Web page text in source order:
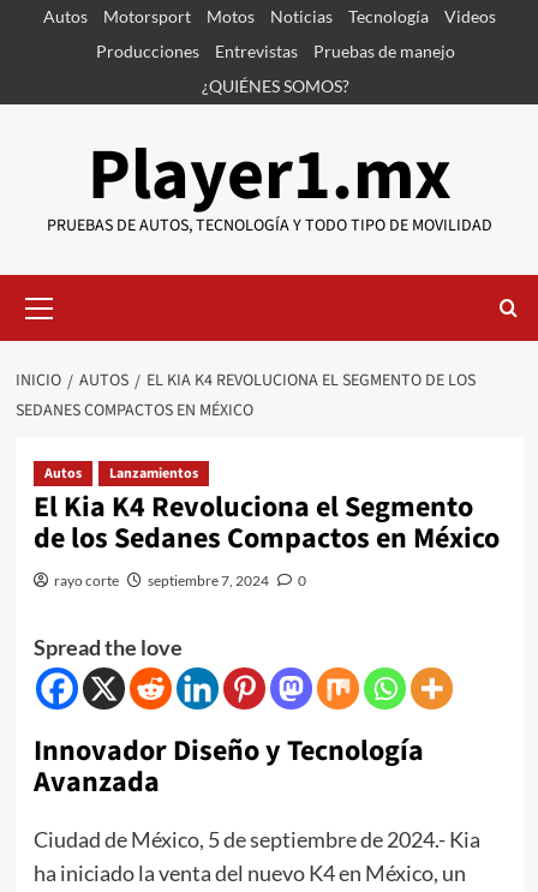
SaltarAutos Motorsport Motos Noticias Tecnología
Videos
Producciones
Entrevistas
Pruebas de manejo
¿QUIÉNES SOMOS?
Player1.mx
PRUEBAS DE AUTOS, TECNOLOGÍA Y TODO TIPO DE MOVILIDAD
primario
INICIO AUTOS
EL KIA K4 REVOLUCIONA EL SEGMENTO DE LOS
SEDANES COMPACTOS EN MÉXICO
Autos Lanzamientos
El Kia K4 Revoluciona el Segmento
de los Sedanes Compactos en México
rayo corte septiembre 7, 2024 0
Spread the love
Innovador Diseño y Tecnología
Avanzada
Ciudad de México, 5 de septiembre de 2024.- Kia
ha iniciado la venta del nuevo K4 en México, un